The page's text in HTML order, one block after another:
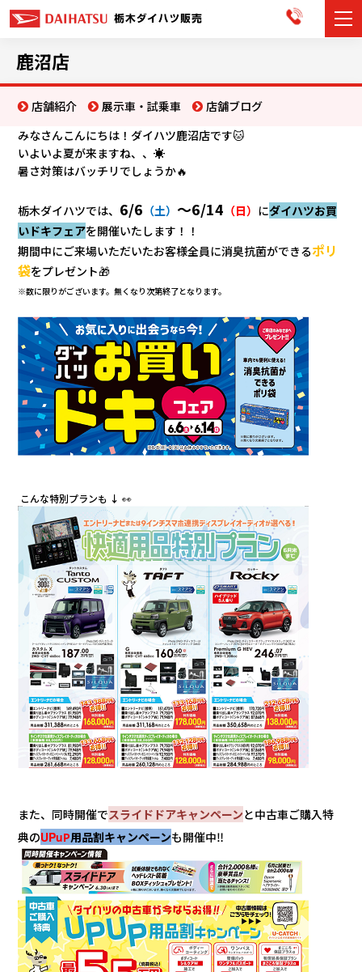
展示車・試乗車
店舗情報
イベント・キャンペーン
ご購入者サポート
アフターサポート
会社情報
鹿沼店
店舗紹介 展示車・試乗車
店舗ブログ
みなさんこんにちは！ダイハツ鹿沼店です🐱
いよいよ夏が来ますね、、☀️
暑さ対策はバッチリでしょうか🔥
栃木ダイハツでは、 6/6 （土）～6/14 （日） にダイハツお買
いドキフェアを開催いたします！！
期間中にご来場いただいたお客様全員に消臭抗菌ができるポリ
袋をプレゼント🎁
※数に限りがございます。無くなり次第終了となります。
こんな特別プランも ↓ 👀
また、同時開催でスライドドアキャンペーンと中古車ご購入特
典のUPuP用品割キャンペーンも開催中‼️